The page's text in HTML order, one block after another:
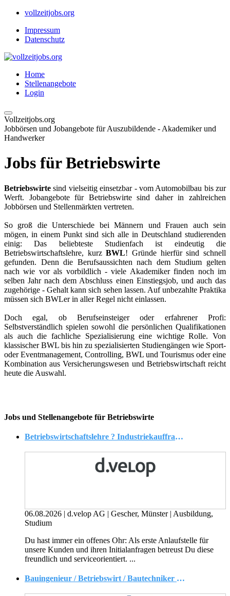
vollzeitjobs.org
Impressum
Datenschutz
Home
Stellenangebote
Login
Vollzeitjobs.org
Jobbörsen und Jobangebote für Auszubildende - Akademiker und
Handwerker
Jobs für Betriebswirte
Betriebswirte sind vielseitig einsetzbar - vom Automobilbau bis zur
Werft. Jobangebote für Betriebswirte sind daher in zahlreichen
Jobbörsen und Stellenmärkten vertreten.
So groß die Unterschiede bei Männern und Frauen auch sein
mögen, in einem Punkt sind sich alle in Deutschland studierenden
einig: Das beliebteste Studienfach ist eindeutig die
Betriebswirtschaftslehre, kurzBWL! Gründe hierfür sind schnell
gefunden. Denn die Berufsaussichten nach dem Studium gelten
nach wie vor als vorbildlich - viele Akademiker finden noch im
selben Jahr nach dem Abschluss einen Einstiegsjob, und auch das
zugehörige - Gehalt kann sich sehen lassen. Auf unbezahlte Praktika
müssen sich BWLer in aller Regel nicht einlassen.
Doch egal, ob Berufseinsteiger oder erfahrener Profi:
Selbstverständlich spielen sowohl die persönlichen Qualifikationen
als auch die fachliche Spezialisierung eine wichtige Rolle. Von
klassischer BWL bis hin zu spezialisierten Studiengängen wie Sport-
oder Eventmanagement, Controlling, BWL und Tourismus oder eine
Kombination aus Versicherungswesen und Betriebswirtschaft reicht
heute die Auswahl.
Jobs und Stellenangebote für Betriebswirte
Betriebswirtschaftslehre ? Industriekauffrau:mann in Gescher (w/m/d)
06.08.2026 | d.velop AG | Gescher, Münster | Ausbildung,
Studium
Du hast immer ein offenes Ohr: Als erste Anlaufstelle für
unsere Kunden und ihren Initialanfragen betreust Du diese
freundlich und serviceorientiert. ...
Bauingenieur / Betriebswirt / Bautechniker / Handwerksmeister als Niederlassungsleiter (m/w/d)